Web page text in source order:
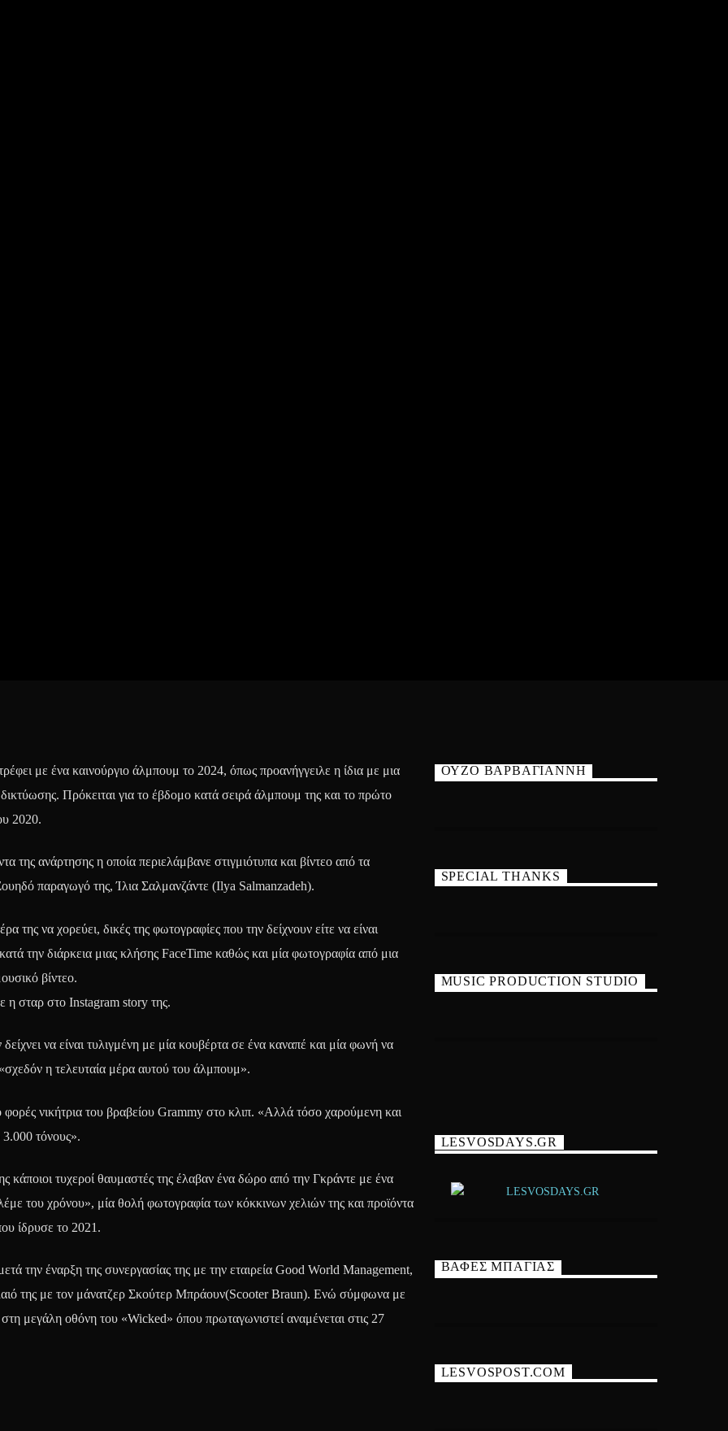
με ένα καινούργιο άλμπουμ το 2024, όπως προανήγγειλε η ίδια με μια
Πρόκειται για το έβδομο κατά σειρά άλμπουμ της και το πρώτο
2020.
της ανάρτησης η οποία περιελάμβανε στιγμιότυπα και βίντεο από τα
παραγωγό της, Ίλια Σαλμανζάντε (Ilya Salmanzadeh).
της να χορεύει, δικές της φωτογραφίες που την δείχνουν είτε να είναι
την διάρκεια μιας κλήσης FaceTime καθώς και μία φωτογραφία από μια
βίντεο.
η σταρ στο Instagram story της.
να είναι τυλιγμένη με μία κουβέρτα σε ένα καναπέ και μία φωνή να
η τελευταία μέρα αυτού του άλμπουμ».
νικήτρια του βραβείου Grammy στο κλιπ. «Αλλά τόσο χαρούμενη και
τόνους».
κάποιοι τυχεροί θαυμαστές της έλαβαν ένα δώρο από την Γκράντε με ένα
του χρόνου», μία θολή φωτογραφία των κόκκινων χελιών της και προϊόντα
ίδρυσε το 2021.
την έναρξη της συνεργασίας της με την εταιρεία Good World Management,
της με τον μάνατζερ Σκούτερ Μπράουν(Scooter Braun). Ενώ σύμφωνα με
μεγάλη οθόνη του «Wicked» όπου πρωταγωνιστεί αναμένεται στις 27
ΟΥΖΟ ΒΑΡΒΑΓΙΑΝΝΗ
SPECIAL THANKS
MUSIC PRODUCTION STUDIO
LESVOSDAYS.GR
ΒΑΦΕΣ ΜΠΑΓΙΑΣ
LESVOSPOST.COM